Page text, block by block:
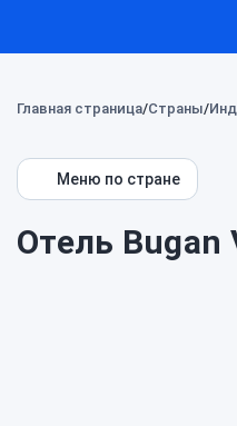
Главная страница Страны
Меню по стране
Отель Bugan